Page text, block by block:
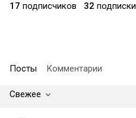
17 подписчиков 32 подписки
Посты Комментарии
Свежее